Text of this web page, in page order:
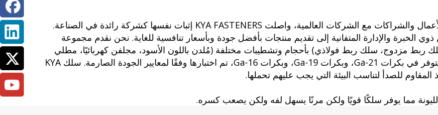
بفضل التفاني في خدمة العملاء، والشغف الحقيقي للأعمال والشراكات مع الشركات العالمية، واصلت KYA FASTENERS إثبات نفسها كشركة رائدة في الصناعة.
الخبرة والإدارة المتفانية إلى تقديم منتجات بأفضل جودة وبأسعار تنافسية للغاية. نحن نقدم مجموعة
مزدوج، سلك ربط فولاذي) بأحجام وتشطيبات مختلفة (مُلدن باللون الأسود، مجلفن كهربائيًا، مطلي
بالبلاستيك، وأسلاك ربط من الفولاذ المقاوم للصدأ). متوفر في بكرات 21-Ga، وبكرات 19-Ga، وبكرات 16-Ga، تم اختبارها وفقًا لمعايير الجودة الصارمة. سلك KYA
للصدأ لتناسب البيئة التي يجب عليهم تحملها.
مما يوفر سلكًا قويًا ولكن مرنًا يسهل لفه ولكن يصعب كسره.